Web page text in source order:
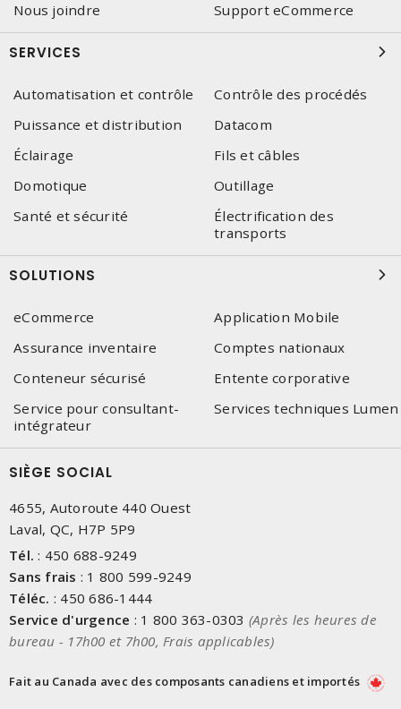
Nous joindre
Support eCommerce
SERVICES
Automatisation et contrôle
Contrôle des procédés
Puissance et distribution
Datacom
Éclairage
Fils et câbles
Domotique
Outillage
Santé et sécurité
Électrification des
transports
SOLUTIONS
eCommerce
Application Mobile
Assurance inventaire
Comptes nationaux
Conteneur sécurisé
Entente corporative
Service pour consultant-
intégrateur
Services techniques Lumen
SIÈGE SOCIAL
4655, Autoroute 440 Ouest
Laval, QC, H7P 5P9
Tél. : 450 688-9249
Sans frais : 1 800 599-9249
Téléc. : 450 686-1444
Service d'urgence : 1 800 363-0303 (Après les heures de
bureau - 17h00 et 7h00, Frais applicables)
Fait au Canada avec des composants canadiens et importés